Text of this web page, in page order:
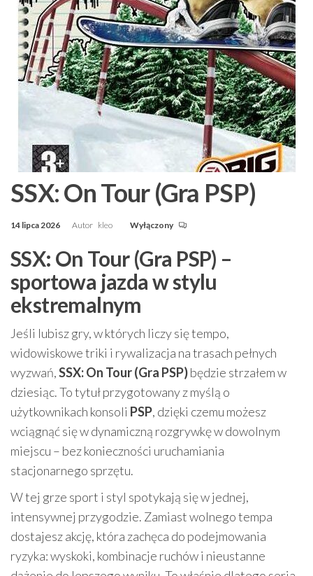
SSX: On Tour (Gra PSP)
14 lipca 2026 Autor kleo Wyłączony
SSX: On Tour (Gra PSP) –
sportowa jazda w stylu
ekstremalnym
Jeśli lubisz gry, w których liczy się tempo,
widowiskowe triki i rywalizacja na trasach pełnych
wyzwań,SSX: On Tour (Gra PSP)będzie strzałem w
dziesiąc. To tytuł przygotowany z myślą o
użytkownikach konsoli PSP, dzięki czemu możesz
wciągnąć się w dynamiczną rozgrywkę w dowolnym
miejscu – bez konieczności uruchamiania
stacjonarnego sprzętu.
W tej grze sport i styl spotykają się w jednej,
intensywnej przygodzie. Zamiast wolnego tempa
dostajesz akcję, która zachęca do podejmowania
ryzyka: wyskoki, kombinacje ruchów i nieustanne